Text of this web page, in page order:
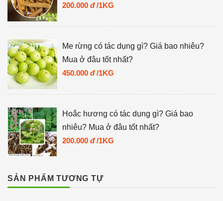
200.000 đ /1KG
Me rừng có tác dụng gì? Giá bao nhiêu?
Mua ở đâu tốt nhất?
450.000 đ /1KG
Hoắc hương có tác dụng gì? Giá bao
nhiêu? Mua ở đâu tốt nhất?
200.000 đ /1KG
SẢN PHẨM TƯƠNG TỰ